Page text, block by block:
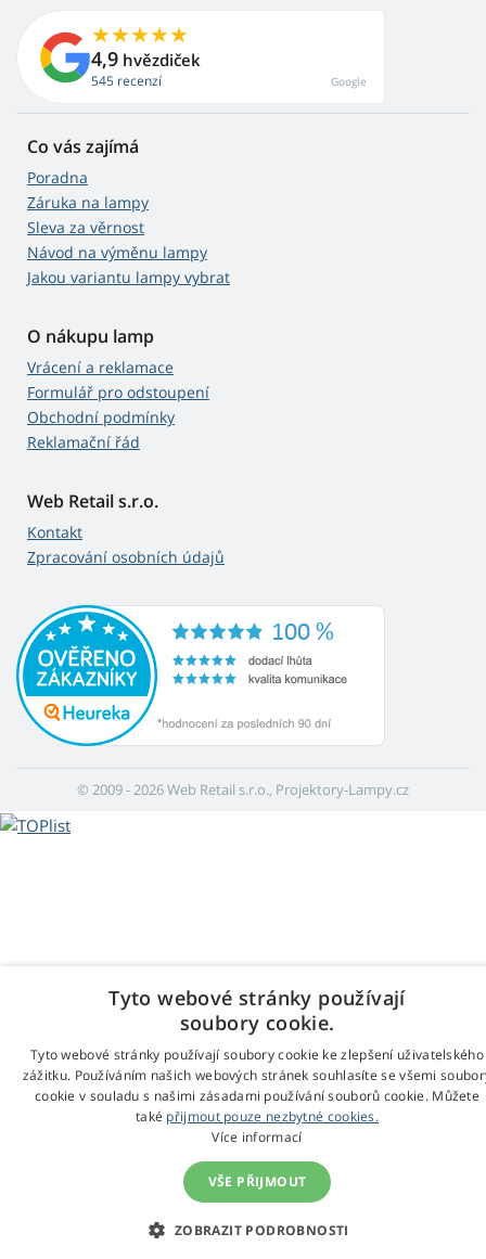
4,9 hvězdiček
545 recenzí Google
Co vás zajímá
Poradna
Záruka na lampy
Sleva za věrnost
Návod na výměnu lampy
Jakou variantu lampy vybrat
O nákupu lamp
Vrácení a reklamace
Formulář pro odstoupení
Obchodní podmínky
Reklamační řád
Web Retail s.r.o.
Kontakt
Zpracování osobních údajů
© 2009 - 2026 Web Retail s.r.o., Projektory-Lampy.cz
Tyto webové stránky používají
soubory cookie.
Tyto webové stránky používají soubory cookie ke zlepšení uživatelského
zážitku. Používáním našich webových stránek souhlasíte se všemi
cookie v souladu s našimi zásadami používání souborů cookie. Můžete
také přijmout pouze nezbytné cookies.
Více informací
VŠE PŘIJMOUT
ZOBRAZIT PODROBNOSTI